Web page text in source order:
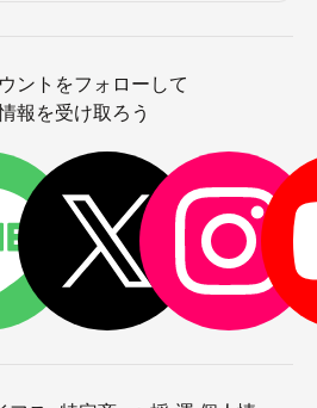
ントをフォローして
報を受け取ろう